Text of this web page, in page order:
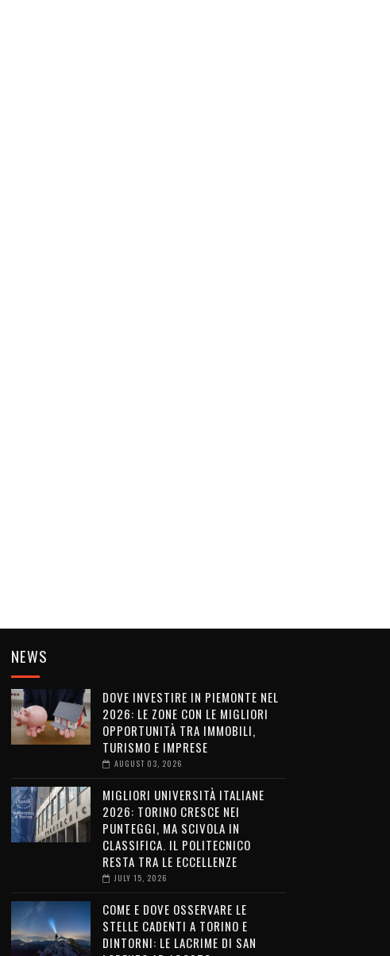
NEWS
DOVE INVESTIRE IN PIEMONTE NEL
2026: LE ZONE CON LE MIGLIORI
OPPORTUNITÀ TRA IMMOBILI,
TURISMO E IMPRESE
AUGUST 03, 2026
MIGLIORI UNIVERSITÀ ITALIANE
2026: TORINO CRESCE NEI
PUNTEGGI, MA SCIVOLA IN
CLASSIFICA. IL POLITECNICO
RESTA TRA LE ECCELLENZE
JULY 15, 2026
COME E DOVE OSSERVARE LE
STELLE CADENTI A TORINO E
DINTORNI: LE LACRIME DI SAN